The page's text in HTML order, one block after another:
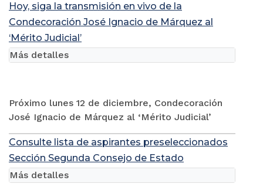
Hoy, siga la transmisión en vivo de la
Condecoración José Ignacio de Márquez al
‘Mérito Judicial’
Próximo lunes 12 de diciembre, Condecoración
José Ignacio de Márquez al ‘Mérito Judicial’
Más detalles
Consulte lista de aspirantes preseleccionados
Sección Segunda Consejo de Estado
Más detalles